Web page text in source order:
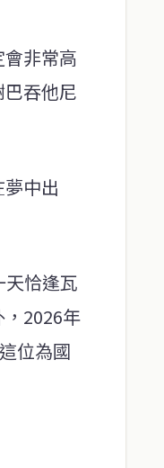
非常高
吞他尼
中出
恰逢瓦
2026年
位為國